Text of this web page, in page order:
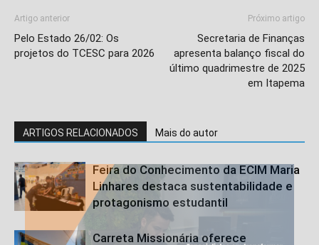
Artigo anterior
Pelo Estado 26/02: Os
projetos do TCESC para 2026
Próximo artigo
Secretaria de Finanças
apresenta balanço fiscal do
último quadrimestre de 2025
em Itapema
ARTIGOS RELACIONADOS Mais do autor
Feira do Conhecimento da ECIM Maria
Linhares destaca sustentabilidade e
protagonismo estudantil
Carreta Missionária oferece